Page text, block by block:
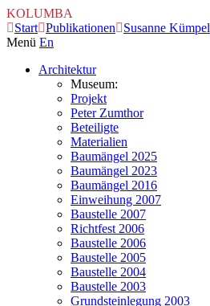
KOLUMBA
Start Publikationen
Susanne Kümpel
Menü En
Architektur
Museum:
Projekt
Peter Zumthor
Beteiligte
Materialien
Baumängel 2025
Baumängel 2023
Baumängel 2016
Einweihung 2007
Baustelle 2007
Richtfest 2006
Baustelle 2006
Baustelle 2005
Baustelle 2004
Baustelle 2003
Grundsteinlegung 2003